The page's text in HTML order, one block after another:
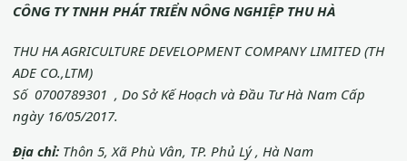
CÔNG TY TNHH PHÁT TRIỂN NÔNG NGHIỆP THU HÀ
THU HA AGRICULTURE DEVELOPMENT COMPANY LIMITED (TH
ADE CO.,LTM)
Số 0700789301 , Do Sở Kế Hoạch và Đầu Tư Hà Nam Cấp
ngày 16/05/2017.
Địa chỉ: Thôn 5, Xã Phù Vân, TP. Phủ Lý , Hà Nam